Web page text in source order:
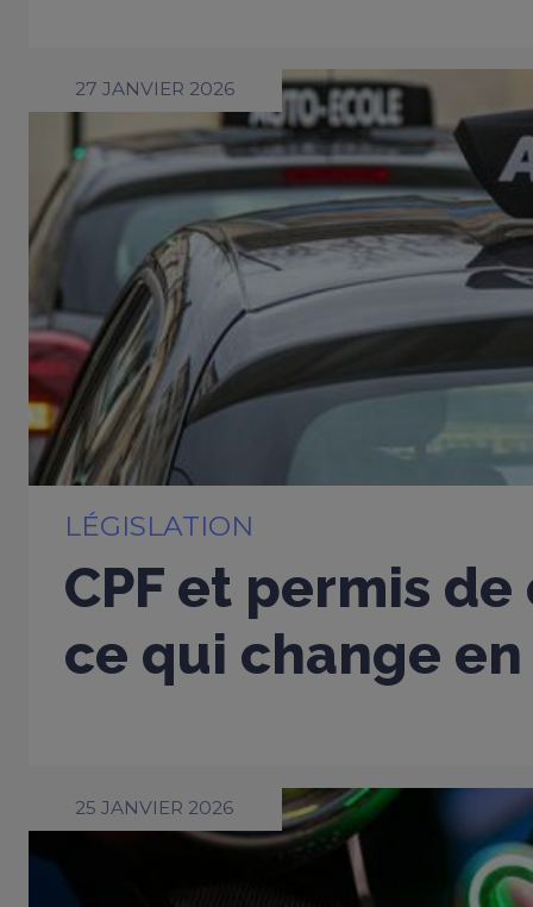
27 JANVIER 2026
LÉGISLATION
CPF et permis
ce qui change
25 JANVIER 2026